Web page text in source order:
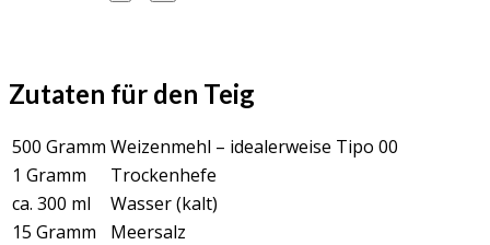
Zutaten für den Teig
500 Gramm Weizenmehl – idealerweise Tipo 00
1 Gramm
Trockenhefe
ca. 300 ml
Wasser (kalt)
15 Gramm
Meersalz